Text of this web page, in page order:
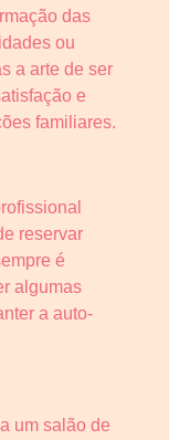
das
ou
a arte de ser
e
familiares.
reservar
é
algumas
a auto-
um salão de